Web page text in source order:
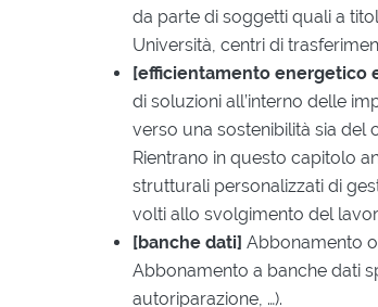
da parte di soggetti quali a
Università, centri di
[efficientamento
di soluzioni all’interno delle
verso una sostenibilità sia del
Rientrano in questo capitolo
strutturali personalizzati di
volti allo svolgimento del
[banche dati]Abbonamento
Abbonamento a banche dati
autoriparazione, …).